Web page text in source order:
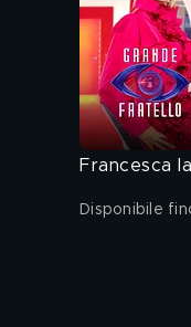
Francesca
Disponibile